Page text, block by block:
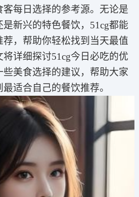
每日选择的参考源。无论是
新兴的特色餐饮，51cg都能
，帮助你轻松找到当天最值
详细探讨51cg今日必吃的优
美食选择的建议，帮助大家
适合自己的餐饮推荐。